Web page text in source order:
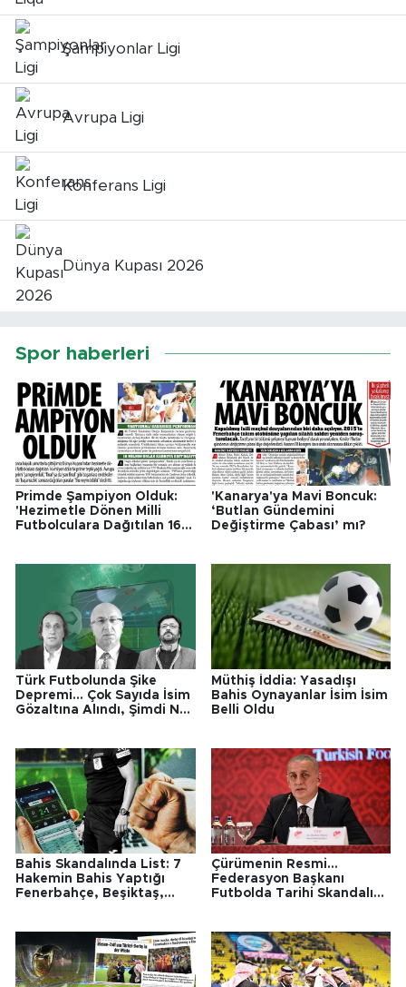
Şampiyonlar Ligi
Avrupa Ligi
Konferans Ligi
Dünya Kupası 2026
Spor haberleri
Primde Şampiyon Olduk:
'Hezimetle Dönen Milli
Futbolculara Dağıtılan 16
'Kanarya'ya Mavi Boncuk:
‘Butlan Gündemini
Değiştirme Çabası’ mı?
Türk Futbolunda Şike
Depremi... Çok Sayıda İsim
Gözaltına Alındı, Şimdi Ne
Müthiş İddia: Yasadışı
Bahis Oynayanlar İsim İsim
Belli Oldu
Bahis Skandalında List: 7
Hakemin Bahis Yaptığı
Fenerbahçe, Beşiktaş,
Çürümenin Resmi...
Federasyon Başkanı
Futbolda Tarihi Skandalı